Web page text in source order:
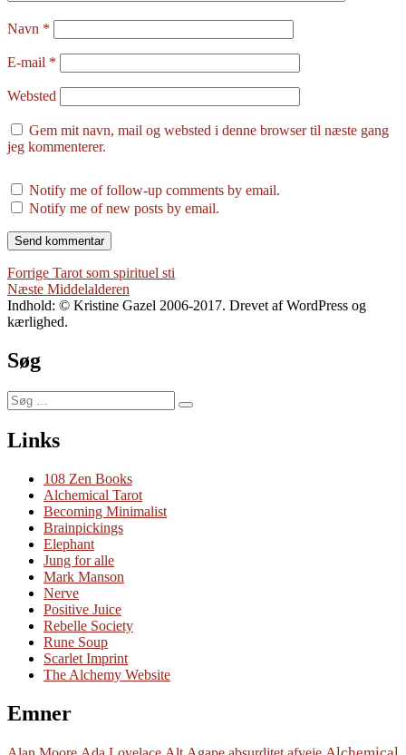
Navn *
E-mail *
Websted
Gem mit navn, mail og websted i denne browser til næste gang
jeg kommenterer.
Notify me of follow-up comments by email.
Notify me of new posts by email.
Indlægsnavigation
Forrige Forrige
indlæg:
Tarot som spirituel sti
Næste Næste
indlæg:
Middelalderen
Indhold: © Kristine Gazel 2006-2017. Drevet af WordPress og
kærlighed.
Søg
Søg
efter:
Søg
Links
108 Zen Books
Alchemical Tarot
Becoming Minimalist
Brainpickings
Elephant
Jung for alle
Mark Manson
Nerve
Positive Juice
Rebelle Society
Rune Soup
Scarlet Imprint
The Alchemy Website
Emner